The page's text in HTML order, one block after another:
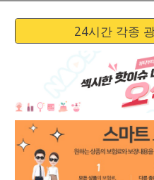
24시간 각종